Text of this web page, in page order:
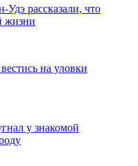
Удэ рассказали, что
жизни
на уловки
у знакомой